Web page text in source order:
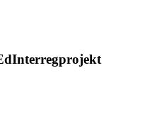
Interregprojekt